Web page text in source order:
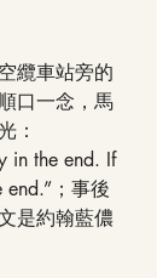
纜車站旁的
口一念，馬
：
in the end. If
；事後
是約翰藍儂